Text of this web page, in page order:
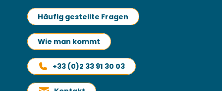
Häufig gestellte Fragen
Wie man kommt
+33 (0)2 33 91 30 03